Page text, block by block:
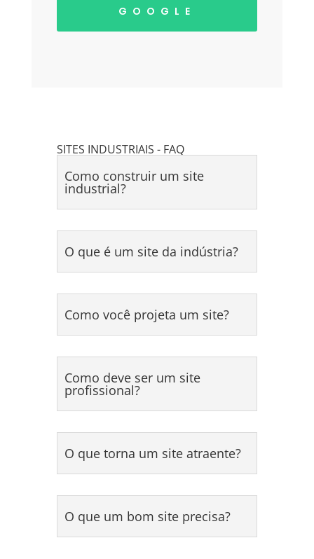
GOOGLE
SITES INDUSTRIAIS - FAQ
Como construir um site
industrial?
O que é um site da indústria?
Como você projeta um site?
Como deve ser um site
profissional?
O que torna um site atraente?
O que um bom site precisa?